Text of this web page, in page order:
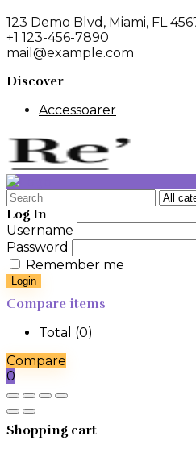
123 Demo Blvd, Miami, FL
+1 123-456-7890
mail@example.com
Discover
Accessoarer
Search
for:
Log In
Username
Password
Remember me
Login
Compare items
Total (0)
Compare
0
Shopping cart